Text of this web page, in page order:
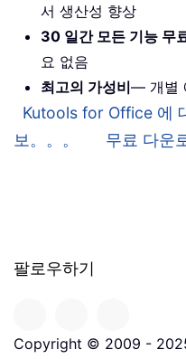
서 생산성 향상
30 일간 모든 기능 무
요 없음
최고의 가성비— 개별
Kutools for Office 에
보。。。
무료 다운
팔로우하기
Copyright © 2009 -